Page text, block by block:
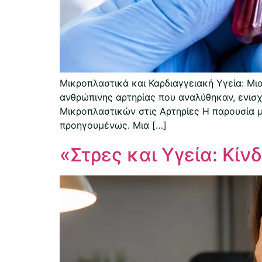
Μικροπλαστικά και Καρδιαγγειακή Υγεία:
ανθρώπινης αρτηρίας που αναλύθηκαν,
Μικροπλαστικών στις Αρτηρίες Η παρουσία
προηγουμένως. Μια […]
«Στρες και Υγεία: